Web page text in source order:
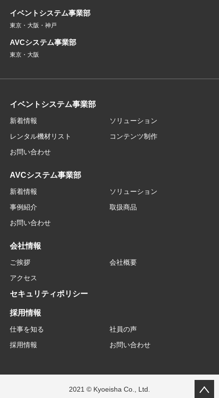
イベントシステム事業部
東京・大阪・神戸
AVCシステム事業部
東京・大阪
イベントシステム事業部
新着情報
ソリューション
レンタル機材リスト
コンテンツ制作
お問い合わせ
AVCシステム事業部
新着情報
ソリューション
事例紹介
取扱商品
お問い合わせ
会社情報
ご挨拶
会社概要
アクセス
セキュリティポリシー
採用情報
仕事を知る
社員の声
採用情報
お問い合わせ
2021 © Kyoeisha Co., Ltd.